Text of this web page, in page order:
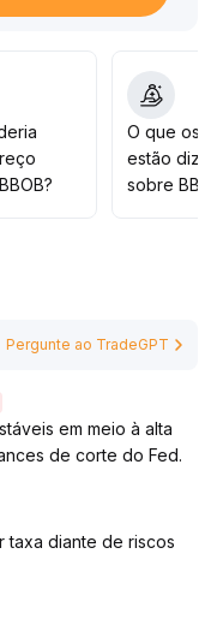
US$ 0,95 e US$
para aproveitar
O que os
estão
sobre
Pergunte ao TradeGPT
em meio à alta
de corte do Fed.
taxa diante de riscos